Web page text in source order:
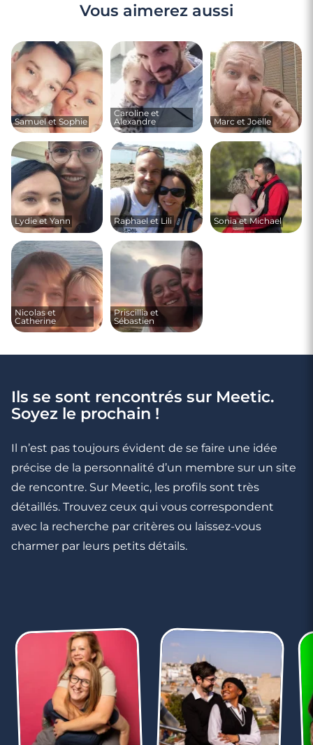
Vous aimerez aussi
Samuel et Sophie
Caroline et
Alexandre
Marc et Joëlle
Lydie et Yann Raphael et Lili Sonia et Michael
Nicolas et
Catherine
Priscillia et
Sébastien
Ils se sont rencontrés sur Meetic.
Soyez le prochain !
Il n’est pas toujours évident de se faire une idée
précise de la personnalité d’un membre sur un site
de rencontre. Sur Meetic, les profils sont très
détaillés. Trouvez ceux qui vous correspondent
avec la recherche par critères ou laissez-vous
charmer par leurs petits détails.